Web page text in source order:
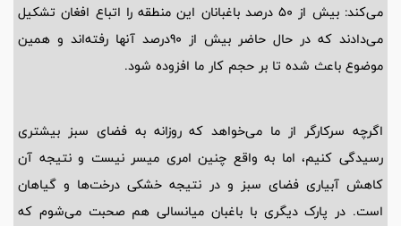
می‌کند: بیش از 50 درصد باغبانان این منطقه را اتباع افغان تشکیل
می‌دادند که در حال حاضر بیش از 90درصد آنها رفته‌اند و همین
موضوع باعث شده تا بر حجم کار ما افزوده شود.
اگرچه سرکارگر از ما می‌خواهد که روزانه به فضای سبز بیشتری
رسیدگی کنیم، اما به واقع چنین امری میسر نیست و نتیجه آن
کاهش آبیاری فضای سبز و در نتیجه خشکی درخت‌ها و گیاهان
است. در پارک دیگری با باغبان میانسالی هم صحبت می‌شوم که